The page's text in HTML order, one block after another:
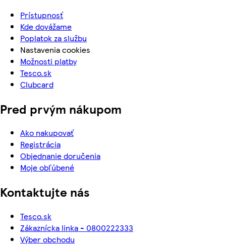
Prístupnosť
Kde dovážame
Poplatok za službu
Nastavenia cookies
Možnosti platby
Tesco.sk
Clubcard
Pred prvým nákupom
Ako nakupovať
Registrácia
Objednanie doručenia
Moje obľúbené
Kontaktujte nás
Tesco.sk
Zákaznícka linka - 0800222333
Výber obchodu